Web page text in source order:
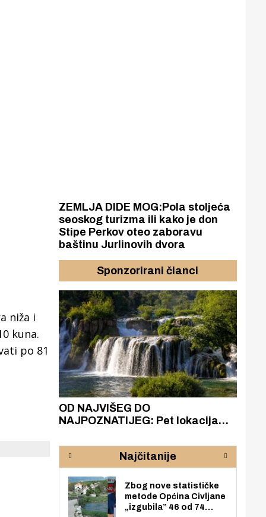
niža i
kuna.
po 81
ZEMLJA DIDE MOG:Pola stoljeća
seoskog turizma ili kako je don
Stipe Perkov oteo zaboravu
baštinu Jurlinovih dvora
Sponzorirani članci
OD NAJVIŠEG DO
NAJPOZNATIJEG: Pet lokacija
rijeke Krke
Najčitanije
Zbog nove statističke
metode Općina Civljane
„izgubila” 46 od 74